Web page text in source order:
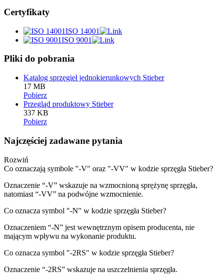
Certyfikaty
ISO 14001
ISO 9001
Pliki do pobrania
Katalog sprzęgieł jednokierunkowych Stieber
17 MB
Pobierz
Przegląd produktowy Stieber
337 KB
Pobierz
Najczęściej zadawane pytania
Rozwiń
Co oznaczają symbole "-V" oraz "-VV" w kodzie sprzęgła Stieber?
Oznaczenie “-V” wskazuje na wzmocnioną sprężynę sprzęgła,
natomiast “-VV” na podwójne wzmocnienie.
Co oznacza symbol "-N" w kodzie sprzęgła Stieber?
Oznaczeniem “-N” jest wewnętrznym opisem producenta, nie
mającym wpływu na wykonanie produktu.
Co oznacza symbol "-2RS" w kodzie sprzęgła Stieber?
Oznaczenie “-2RS” wskazuje na uszczelnienia sprzęgła.